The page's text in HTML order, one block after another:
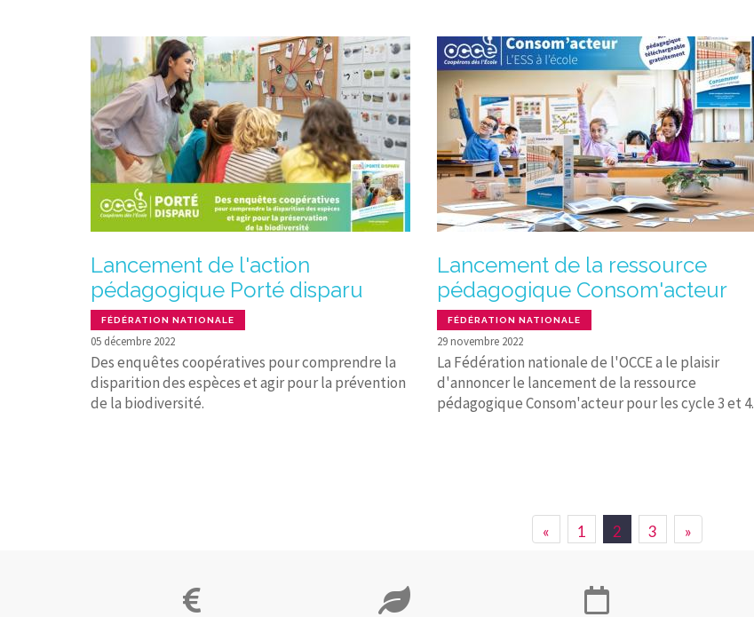
Lancement de l'action
pédagogique Porté disparu
FÉDÉRATION NATIONALE
05 décembre 2022
Des enquêtes coopératives pour comprendre la
disparition des espèces et agir pour la prévention
de la biodiversité.
Lancement de la ressource
pédagogique Consom'acteur
FÉDÉRATION NATIONALE
29 novembre 2022
La Fédération nationale de l'OCCE a le plaisir
d'annoncer le lancement de la ressource
pédagogique Consom'acteur pour les cycle 3 et 4.
« 1 2 3 »